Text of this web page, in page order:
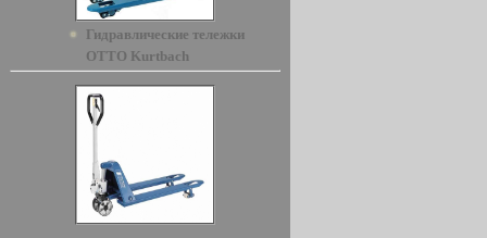
Гидравлические тележки
OTTO Kurtbach